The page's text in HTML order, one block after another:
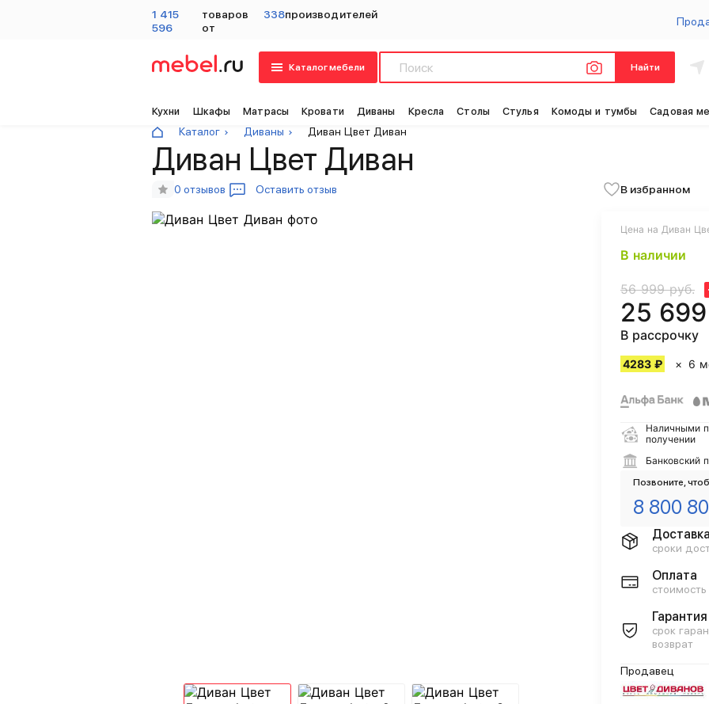
1 415
596
товаров
от
338производителей
Каталог мебели Найти
Кухни Шкафы Матрасы Кровати Диваны Кресла Столы Стулья Комоды и тумбы Садовая
Каталог Диваны Диван Цвет Диван
Диван Цвет Диван
0 отзывов Оставить отзыв В избранном
Цена на Диван
В наличии
56 999 руб.
25 699
В рассрочку
4283 ₽ 6
Наличными
получении
Банковский
Позвоните,
8 800
Доставка
сроки
Оплата
Гарантия
срок
возврат
Продавец